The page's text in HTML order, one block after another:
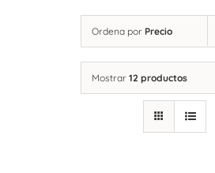
Ordena por Precio
Mostrar 12 productos